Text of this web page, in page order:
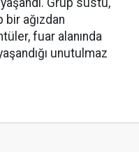
Grup sustu,
bir ağızdan
fuar alanında
unutulmaz